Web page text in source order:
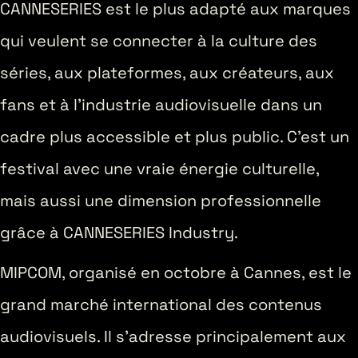
CANNESERIES est le plus adapté aux marques
qui veulent se connecter à la culture des
séries, aux plateformes, aux créateurs, aux
fans et à l’industrie audiovisuelle dans un
cadre plus accessible et plus public. C’est un
festival avec une vraie énergie culturelle,
mais aussi une dimension professionnelle
grâce à CANNESERIES Industry.
MIPCOM, organisé en octobre à Cannes, est le
grand marché international des contenus
audiovisuels. Il s’adresse principalement aux